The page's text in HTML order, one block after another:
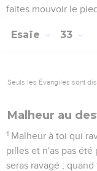
faites mouvoir le
Esaïe 33
Seuls les Évangiles sont
Malheur au
1 Malheur à toi qui
pilles et n'as pas été
seras ravagé ;